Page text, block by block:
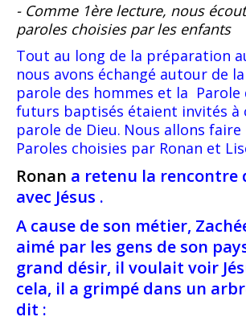
- Comme 1ère lecture, nous
paroles choisies par les enfants
Tout au long de la préparation
nous avons échangé autour de
parole des hommes et la Parole
futurs baptisés étaient invités à
parole de Dieu. Nous allons
Paroles choisies par Ronan et
Ronan a retenu la rencontre
avec Jésus .
A cause de son métier,
aimé par les gens de son
grand désir, il voulait voir
cela, il a grimpé dans un
dit :